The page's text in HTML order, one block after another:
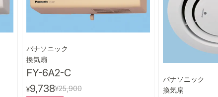
パナソニック
換気扇
FY-6A2-C
¥9,738¥25,900
パナソニック
換気扇